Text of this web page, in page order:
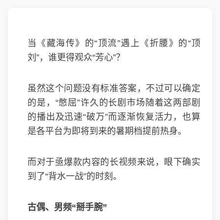
当《藏海传》的“顶流”遇上《折腰》的“顶
刘”，谁更得观众“芳心”？
虽然这个问题没有标准答案，不过可以确定
的是，“憋屈”许久的长剧市场随着这两部剧
的播出及迅速“破万”而逐渐恢复活力，也算
是各平台为即将到来的暑期档提前热身。
而对于亟爆款内容的长视频来说，眼下确实
到了“背水一战”的时刻。
古偶、男频“掰手腕”